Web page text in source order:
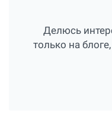
Делюсь
только на